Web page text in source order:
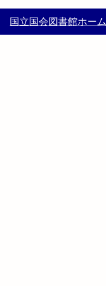
国立国会図書館ホーム